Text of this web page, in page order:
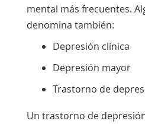
mental más frecuentes.
denomina también:
Depresión clínica
Depresión mayor
Trastorno de
Un trastorno de